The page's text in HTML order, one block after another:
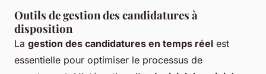
Outils de gestion des candidatures à
disposition
La gestion des candidatures en temps réel est
essentielle pour optimiser le processus de